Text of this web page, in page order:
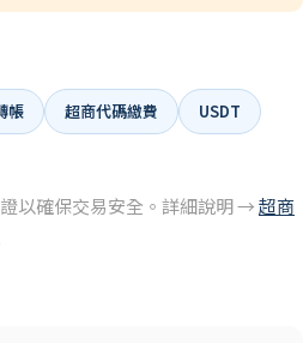
帳 超商代碼繳費
USDT
以確保交易安全。詳細說明 →超商